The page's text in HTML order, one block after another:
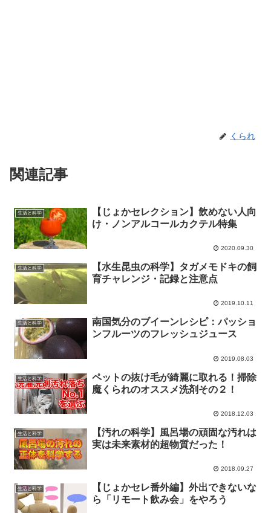
くられ
関連記事
生活と科学
【じょかセレクション】飲めない人向
け・ノンアルコールカクテル特集
2020.09.30
生活と科学
【水生昆虫の科学】タガメモドキの飼
育チャレンジ・記録と注意点
2019.10.11
生活と科学
南国気分のブイーンレシピ：パッショ
ンフルーツのフレッシュジュース
2019.08.03
生活と科学
ペットの抜け毛が綺麗に取れる！掃除
魔くられのオススメ洗剤その２！
2018.12.03
生活と科学
【汚れの科学】風呂場の頑固な汚れは
実は未来素材的超物質だった！
2018.09.27
生活と科学
【じょかセレ番外編】外出できないな
ら「リモート飲み会」をやろう